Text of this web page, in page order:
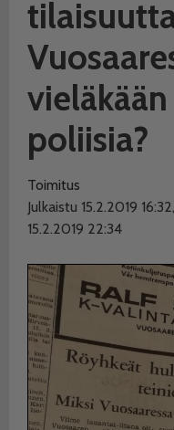
poliisia?
Toimitus
Julkaistu 15.2.2019
15.2.2019 22:34